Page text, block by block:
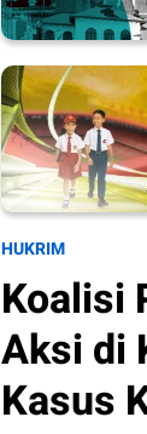
HUKRIM
Koalisi
Aksi di
Kasus